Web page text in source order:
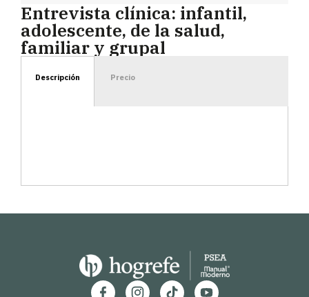
Entrevista clínica: infantil,
adolescente, de la salud,
familiar y grupal
Descripción Precio